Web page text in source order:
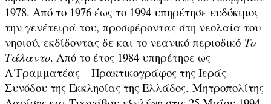
1978. Από το 1976 έως το 1994 υπηρέτησε ευδόκιμος
την γενέτειρά του, προσφέροντας στη νεολαία του
νησιού, εκδίδοντας δε και το νεανικό περιοδικό Το
Τάλαντο. Από το έτος 1984 υπηρέτησε ως
Α΄Γραμματέας – Πρακτικογράφος της Ιεράς
Συνόδου της Εκκλησίας της Ελλάδος. Μητροπολίτης